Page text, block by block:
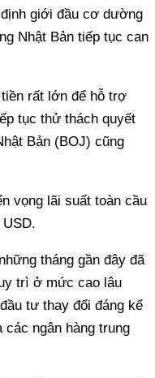
giới đầu cơ dường
Nhật Bản tiếp tục can
rất lớn để hỗ trợ
tục thử thách quyết
Bản (BOJ) cũng
vọng lãi suất toàn cầu
tháng gần đây đã
trì ở mức cao lâu
tư thay đổi đáng kể
ngân hàng trung